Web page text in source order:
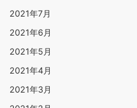
2021年7月
2021年6月
2021年5月
2021年4月
2021年3月